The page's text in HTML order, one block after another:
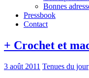
Bonnes
Pressbook
Contact
+ Crochet et
3 août 2011 Tenues du jour